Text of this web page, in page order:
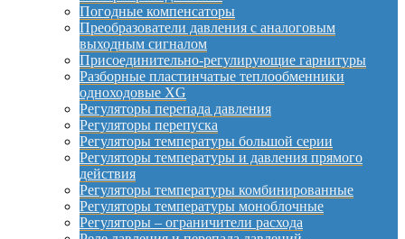
Погодные компенсаторы
Преобразователи давления с аналоговым
выходным сигналом
Присоединительно-регулирующие гарнитуры
Разборные пластинчатые теплообменники
одноходовые XG
Регуляторы перепада давления
Регуляторы перепуска
Регуляторы температуры большой серии
Регуляторы температуры и давления прямого
действия
Регуляторы температуры комбинированные
Регуляторы температуры моноблочные
Регуляторы – ограничители расхода